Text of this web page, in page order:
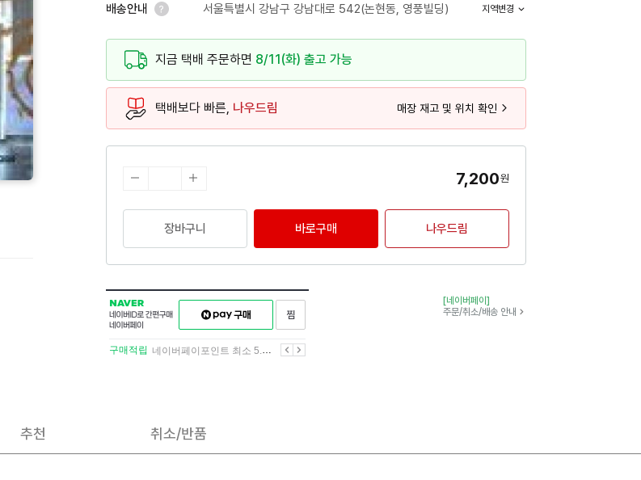
배송안내
서울특별시 강남구 강남대로 542(논현동, 영풍빌딩) 지역변경
지금 택배 주문하면 8/11(화) 출고 가능
택배보다 빠른, 나우드림 매장 재고 및 위치 확인
7,200원
장바구니 바로구매 나우드림
NAVER
네이버
ID로
간편구매
네이버페이
구매하기
이전
구매적립 네이버페이포인트 최소 5.5% 적립 다음
[네이버페이]
주문/취소/배송 안내
추천 취소/반품